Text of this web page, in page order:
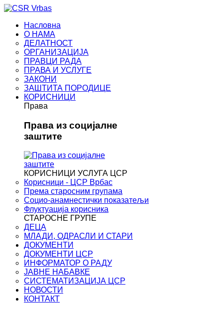
Насловна
О НАМА
ДЕЛАТНОСТ
ОРГАНИЗАЦИЈА
ПРАВЦИ РАДА
ПРАВА И УСЛУГЕ
ЗАКОНИ
ЗАШТИТА ПОРОДИЦЕ
КОРИСНИЦИ
Права
Права из социјалне
заштите
КОРИСНИЦИ УСЛУГА ЦСР
Корисници - ЦСР Врбас
Према старосним групама
Социо-анамнестички показатељи
Флуктуација корисника
СТАРОСНЕ ГРУПЕ
ДЕЦА
МЛАДИ, ОДРАСЛИ И СТАРИ
ДОКУМЕНТИ
ДОКУМЕНТИ ЦСР
ИНФОРМАТОР О РАДУ
ЈАВНЕ НАБАВКЕ
СИСТЕМАТИЗАЦИЈА ЦСР
НОВОСТИ
КОНТАКТ